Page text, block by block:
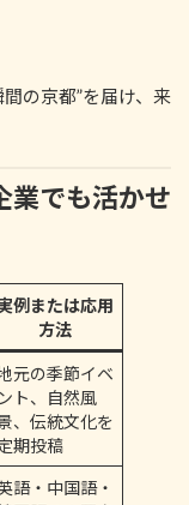
の京都”を届け、来
業でも活かせ
例または応用
方法
元の季節イベ
ント、自然風
、伝統文化を
期投稿
語・中国語・